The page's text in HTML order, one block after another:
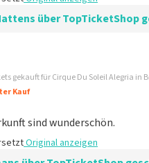
über TopTicketShop
Mattens über
gekauft für Cirque Du Soleil Alegria in
Kauf
sind wunderschön.
Original anzeigen